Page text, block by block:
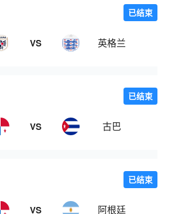
VS 英格兰
已结束
VS 古巴
已结束
VS 阿根廷
已结束